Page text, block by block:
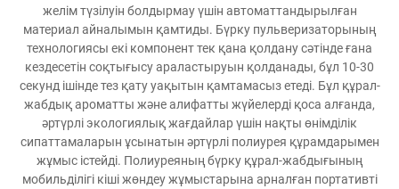
желім түзілуін болдырмау үшін автоматтандырылған
материал айналымын қамтиды. Бүрку пульверизаторының
технологиясы екі компонент тек қана қолдану сәтінде ғана
кездесетін соқтығысу араластыруын қолданады, бұл 10-30
секунд ішінде тез қату уақытын қамтамасыз етеді. Бұл құрал-
жабдық ароматты және алифатты жүйелерді қоса алғанда,
әртүрлі экологиялық жағдайлар үшін нақты өнімділік
сипаттамаларын ұсынатын әртүрлі полиурея құрамдарымен
жұмыс істейді. Полиуреяның бүрку құрал-жабдығының
мобильділігі кіші жөндеу жұмыстарына арналған портативті